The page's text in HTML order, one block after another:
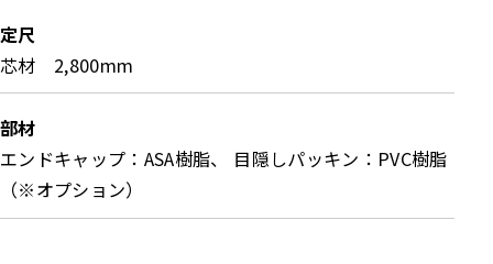
定尺
芯材 2,800mm
部材
エンドキャップ：ASA樹脂、 目隠しパッキン：PVC樹脂
（※オプション）